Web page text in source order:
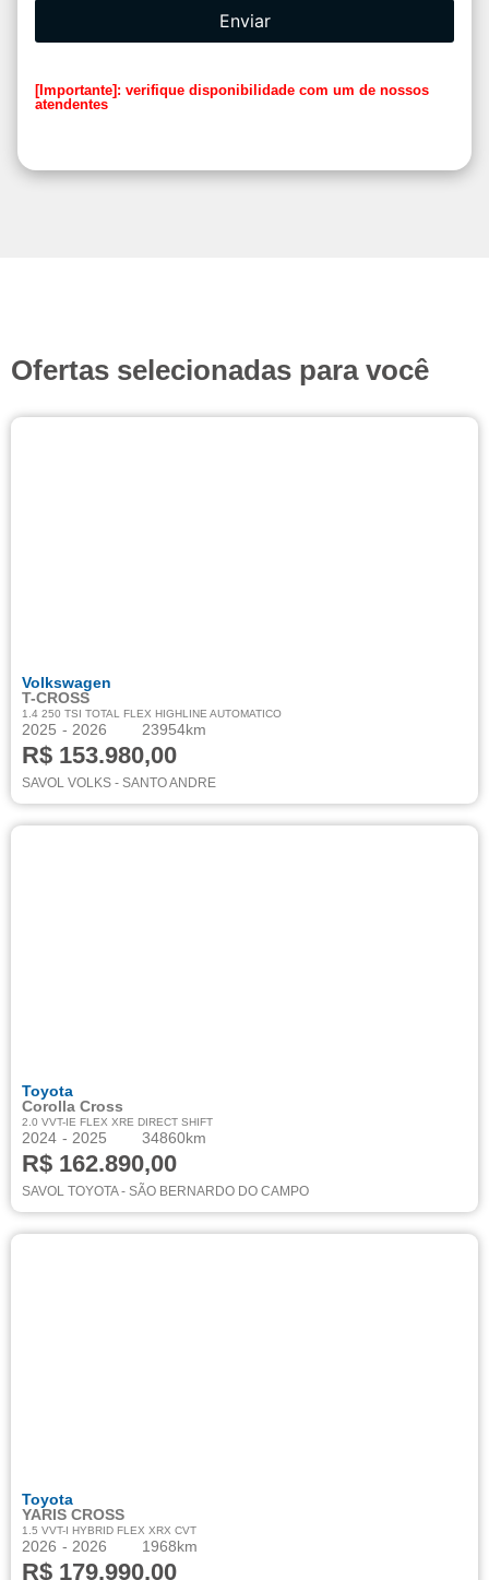
Enviar
[Importante]: verifique disponibilidade com um de nossos
atendentes
Ofertas selecionadas para você
Volkswagen
T-CROSS
1.4 250 TSI TOTAL FLEX HIGHLINE AUTOMATICO
2025 - 2026 23954km
R$ 153.980,00
SAVOL VOLKS - SANTO ANDRE
Toyota
Corolla Cross
2.0 VVT-IE FLEX XRE DIRECT SHIFT
2024 - 2025 34860km
R$ 162.890,00
SAVOL TOYOTA - SÃO BERNARDO DO CAMPO
Toyota
YARIS CROSS
1.5 VVT-I HYBRID FLEX XRX CVT
2026 - 2026 1968km
R$ 179.990,00